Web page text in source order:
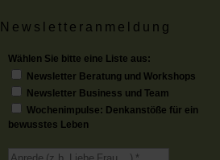
Newsletteranmeldung
Wählen Sie bitte eine Liste aus:
Newsletter Beratung und Workshops
Newsletter Business und Team
Wochenimpulse: Denkanstöße für ein
bewusstes Leben